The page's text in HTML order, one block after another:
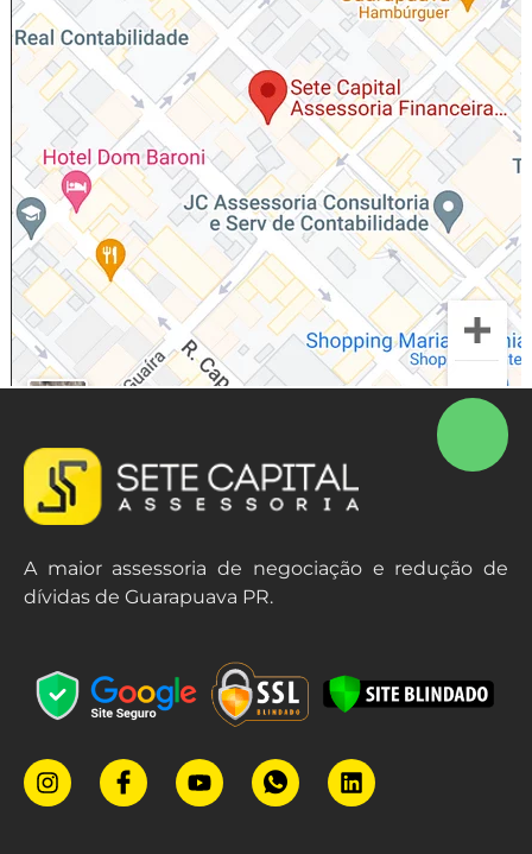
A maior assessoria de negociação e redução de
dívidas de Guarapuava PR.